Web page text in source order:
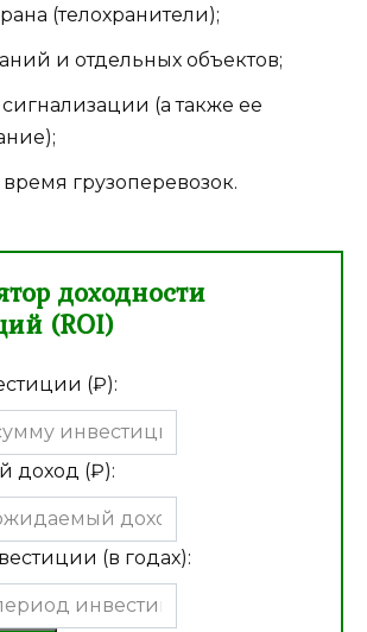
(телохранители);
и отдельных объектов;
сигнализации (а также ее
грузоперевозок.
доходности
(ROI)
(₽):
доход (₽):
(в годах):